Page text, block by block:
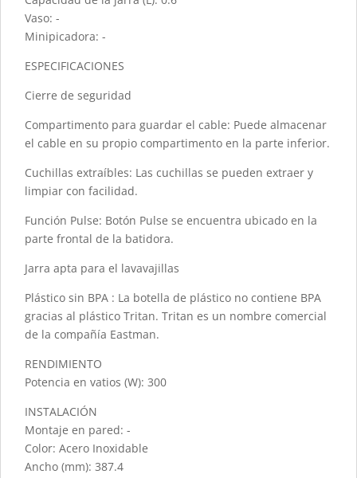
Vaso: -
Minipicadora: -
ESPECIFICACIONES
Cierre de seguridad
Compartimento para guardar el cable: Puede almacenar
el cable en su propio compartimento en la parte inferior.
Cuchillas extraíbles: Las cuchillas se pueden extraer y
limpiar con facilidad.
Función Pulse: Botón Pulse se encuentra ubicado en la
parte frontal de la batidora.
Jarra apta para el lavavajillas
Plástico sin BPA : La botella de plástico no contiene BPA
gracias al plástico Tritan. Tritan es un nombre comercial
de la compañía Eastman.
RENDIMIENTO
Potencia en vatios (W): 300
INSTALACIÓN
Montaje en pared: -
Color: Acero Inoxidable
Ancho (mm): 387.4